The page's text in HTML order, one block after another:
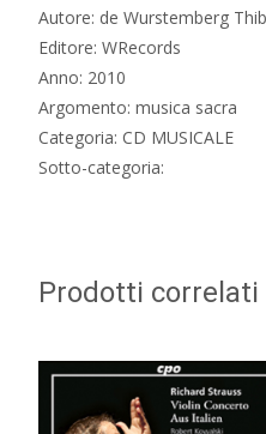
Autore: de Wurstemberg
Editore: WRecords
Anno: 2010
Argomento: musica sacra
Categoria: CD MUSICALE
Sotto-categoria:
Prodotti correlati